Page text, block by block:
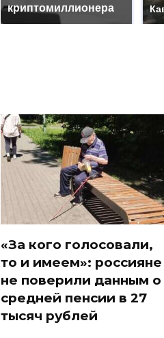
криптомиллионера
«За кого голосовали,
то и имеем»: россияне
не поверили данным о
средней пенсии в 27
тысяч рублей